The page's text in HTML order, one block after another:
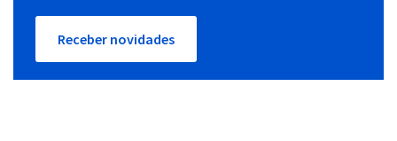
Receber novidades